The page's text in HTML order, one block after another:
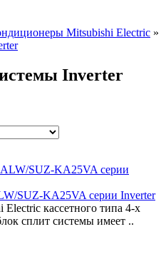
Mitsubishi Electric »
Inverter
SUZ-KA25VA серии Inverter
кассетного типа 4-х
сплит системы имеет ..